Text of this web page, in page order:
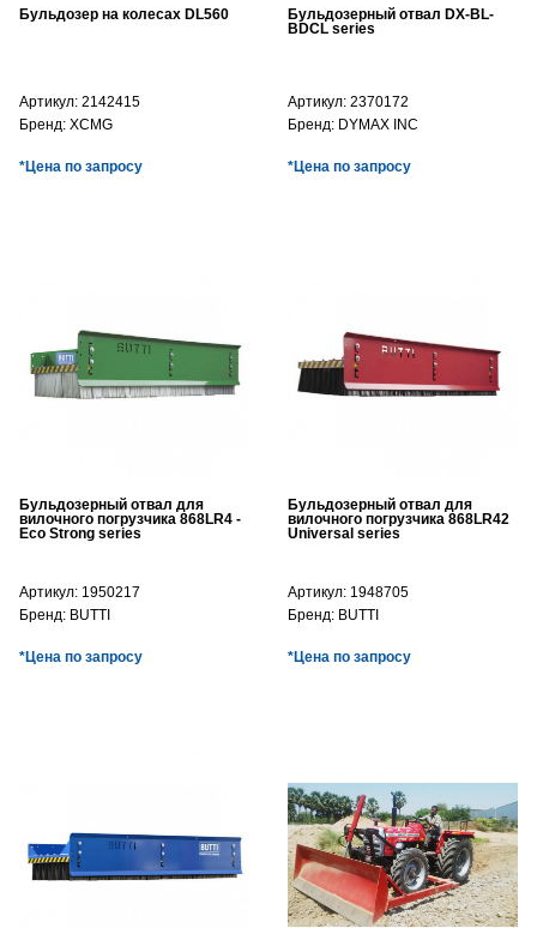
Бульдозер на колесах DL560
Артикул: 2142415
Бренд: XCMG
*Цена по запросу
Бульдозерный отвал DX-BL-
BDCL series
Артикул: 2370172
Бренд: DYMAX INC
*Цена по запросу
Бульдозерный отвал для
вилочного погрузчика 868LR4 -
Eco Strong series
Артикул: 1950217
Бренд: BUTTI
*Цена по запросу
Бульдозерный отвал для
вилочного погрузчика 868LR42
Universal series
Артикул: 1948705
Бренд: BUTTI
*Цена по запросу